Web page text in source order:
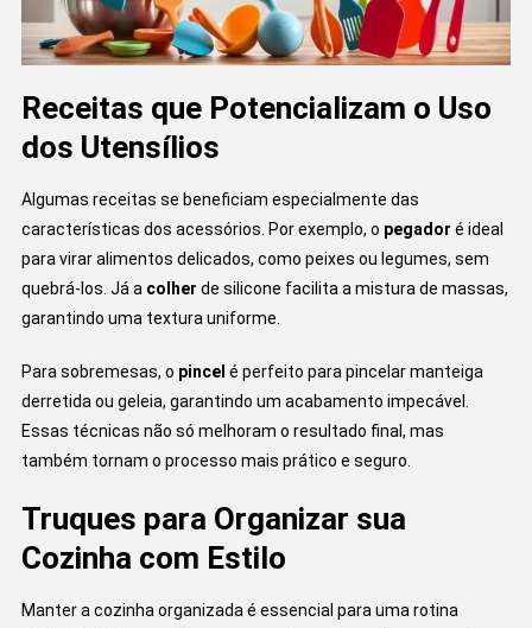
Receitas que Potencializam o Uso
dos Utensílios
Algumas receitas se beneficiam especialmente das
características dos acessórios. Por exemplo, o pegador é ideal
para virar alimentos delicados, como peixes ou legumes, sem
quebrá-los. Já a colher de silicone facilita a mistura de massas,
garantindo uma textura uniforme.
Para sobremesas, o pincel é perfeito para pincelar manteiga
derretida ou geleia, garantindo um acabamento impecável.
Essas técnicas não só melhoram o resultado final, mas
também tornam o processo mais prático e seguro.
Truques para Organizar sua
Cozinha com Estilo
Manter a cozinha organizada é essencial para uma rotina